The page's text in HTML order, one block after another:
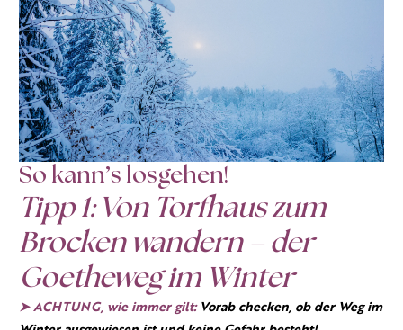
So kann’s losgehen!
Tipp 1: Von Torfhaus zum
Brocken wandern – der
Goetheweg im Winter
➤ ACHTUNG, wie immer gilt: Vorab checken, ob der Weg im